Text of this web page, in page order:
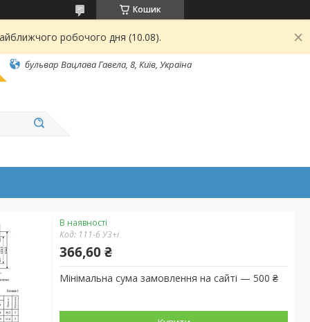
Кошик
робочого дня (10.08).
бульвар Вацлава Гавела, 8, Київ, Україна
В наявності
Код: 111-6 У3+і
366,60 ₴
Мінімальна сума замовлення на сайті — 500 ₴